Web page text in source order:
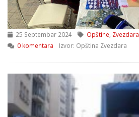
25 Septembar 2024 Opštine Zvezdara
0 komentara
Izvor: Opština Zvezdara